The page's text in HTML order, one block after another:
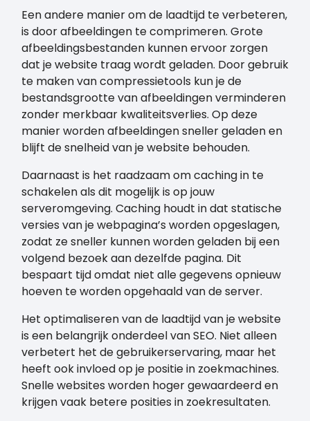
Een andere manier om de laadtijd te verbeteren,
is door afbeeldingen te comprimeren. Grote
afbeeldingsbestanden kunnen ervoor zorgen
dat je website traag wordt geladen. Door gebruik
te maken van compressietools kun je de
bestandsgrootte van afbeeldingen verminderen
zonder merkbaar kwaliteitsverlies. Op deze
manier worden afbeeldingen sneller geladen en
blijft de snelheid van je website behouden.
Daarnaast is het raadzaam om caching in te
schakelen als dit mogelijk is op jouw
serveromgeving. Caching houdt in dat statische
versies van je webpagina’s worden opgeslagen,
zodat ze sneller kunnen worden geladen bij een
volgend bezoek aan dezelfde pagina. Dit
bespaart tijd omdat niet alle gegevens opnieuw
hoeven te worden opgehaald van de server.
Het optimaliseren van de laadtijd van je website
is een belangrijk onderdeel van SEO. Niet alleen
verbetert het de gebruikerservaring, maar het
heeft ook invloed op je positie in zoekmachines.
Snelle websites worden hoger gewaardeerd en
krijgen vaak betere posities in zoekresultaten.